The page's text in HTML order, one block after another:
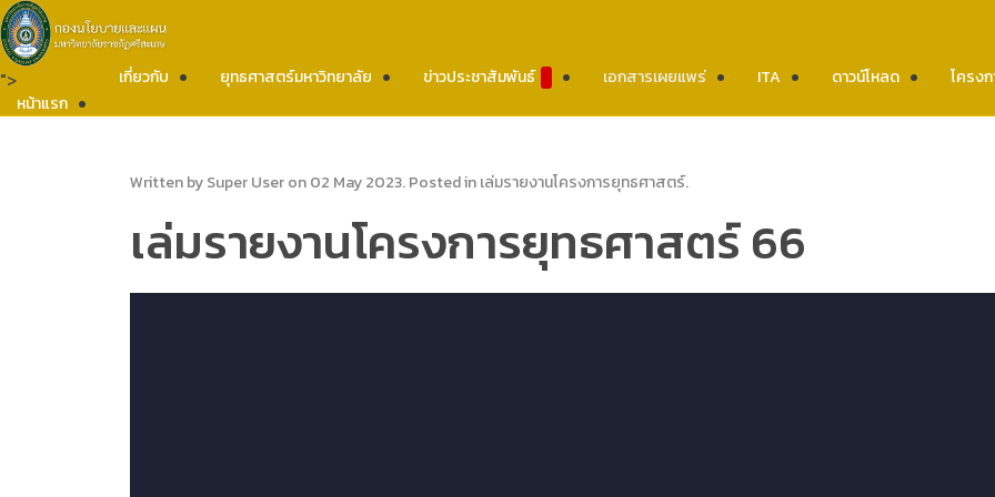
">
หน้าแรก
เกี่ยวกับ ยุทธศาสตร์มหาวิทยาลัย ข่าวประชาสัมพันธ์ เอกสารเผยแพร่ ITA ดาวน์โหลด โครง
Written by Super User on02 May 2023. Posted inเล่มรายงานโครงการยุทธศาสตร์.
เล่มรายงานโครงการยุทธศาสตร์ 66